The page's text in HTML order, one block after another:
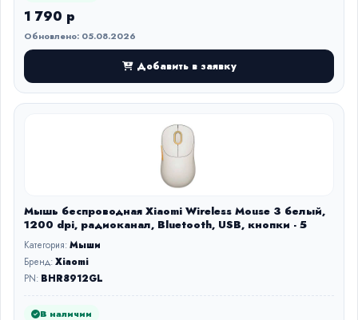
1 790 р
Обновлено: 05.08.2026
Добавить в заявку
Мышь беспроводная Xiaomi Wireless Mouse 3 белый,
1200 dpi, радиоканал, Bluetooth, USB, кнопки - 5
Категория:Мыши
Бренд:Xiaomi
PN: BHR8912GL
В наличии